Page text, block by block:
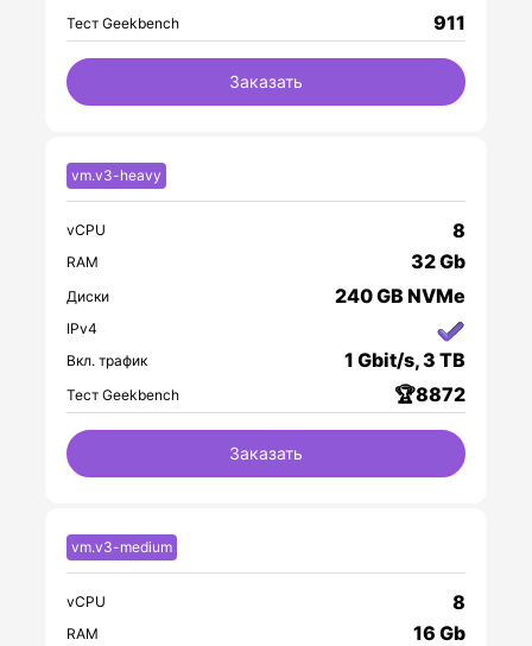
Тест Geekbench 911
Заказать
vm.v3-heavy
vCPU 8
RAM 32 Gb
Диски 240 GB NVMe
IPv4
Вкл. трафик
1 Gbit/s, 3 TB
Тест Geekbench 🏆8872
Заказать
vm.v3-medium
vCPU 8
RAM 16 Gb